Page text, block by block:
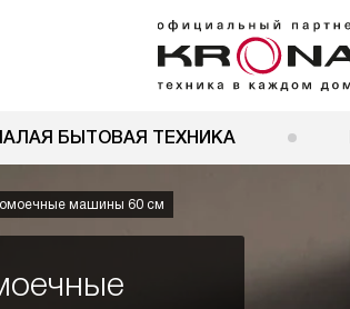
БЫТОВАЯ ТЕХНИКА
машины 60 см